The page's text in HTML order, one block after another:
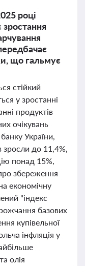
році
зростання
що гальмує
стійкий
у зростанні
продуктів
очікувань
України,
зросли до 11,4%,
понад 15%,
збереження
економічну
"індекс
базових
купівельної
інфляція у
олія